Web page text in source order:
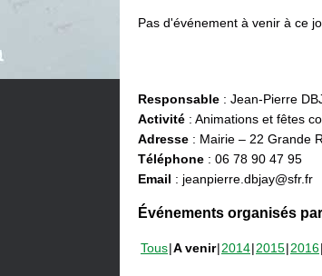
Pas d'événement à venir à ce
Responsable : Jean-Pierre
Activité : Animations et fêtes
Adresse : Mairie – 22 Grande
Téléphone : 06 78 90 47 95
Email : jeanpierre.dbjay@sfr.fr
Événements organisés
Tous A venir 2014 2015 2016